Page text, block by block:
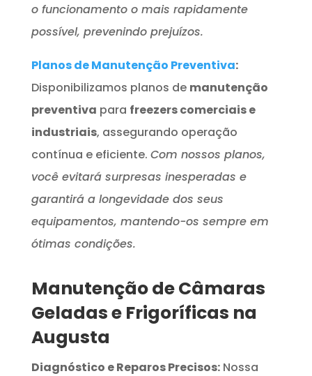
o funcionamento o mais rapidamente
possível, prevenindo prejuízos.
Planos de Manutenção Preventiva:
Disponibilizamos planos de manutenção
preventiva para freezers comerciais e
industriais, assegurando operação
contínua e eficiente. Com nossos planos,
você evitará surpresas inesperadas e
garantirá a longevidade dos seus
equipamentos, mantendo-os sempre em
ótimas condições.
Manutenção de Câmaras
Geladas e Frigoríficas na
Augusta
Diagnóstico e Reparos Precisos:Nossa